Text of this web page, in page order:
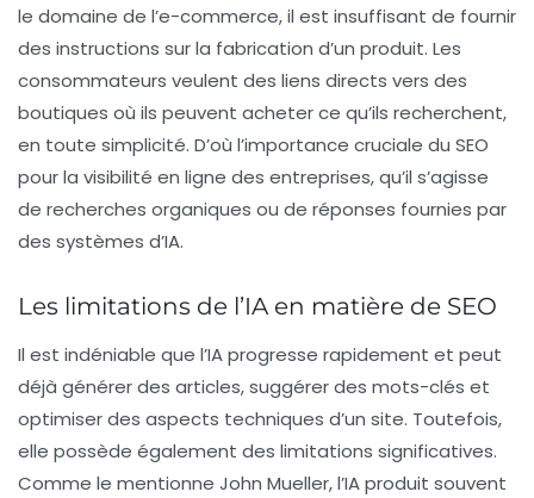
le domaine de l’e-commerce, il est insuffisant de fournir
des instructions sur la fabrication d’un produit. Les
consommateurs veulent des liens directs vers des
boutiques où ils peuvent acheter ce qu’ils recherchent,
en toute simplicité. D’où l’importance cruciale du SEO
pour la visibilité en ligne des entreprises, qu’il s’agisse
de recherches organiques ou de réponses fournies par
des systèmes d’IA.
Les limitations de l’IA en matière de SEO
Il est indéniable que l’IAprogresse rapidement et peut
déjà générer des articles, suggérer des mots-clés et
optimiser des aspects techniques d’un site. Toutefois,
elle possède également des limitations significatives.
Comme le mentionne John Mueller, l’IAproduit souvent